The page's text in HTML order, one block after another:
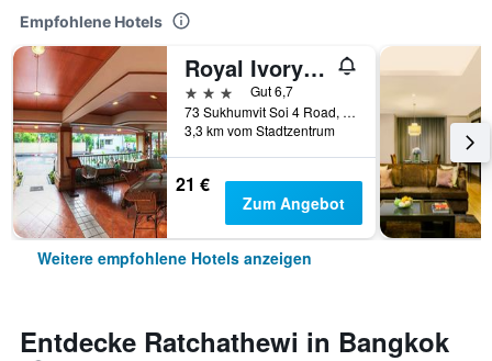
Empfohlene Hotels
Royal Ivory Sukhumvit Nana
3 Sterne
Gut 6,7
73 Sukhumvit Soi 4 Road, (nana), Bangkok, Thailand
3,3 km vom Stadtzentrum
21 €
Zum Angebot
Weitere empfohlene Hotels anzeigen
Entdecke Ratchathewi in Bangkok